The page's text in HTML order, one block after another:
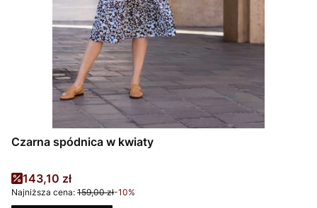
Czarna spódnica w kwiaty
Cena promocyjna
143,10 zł
Najniższa cena: 159,00 zł-10%